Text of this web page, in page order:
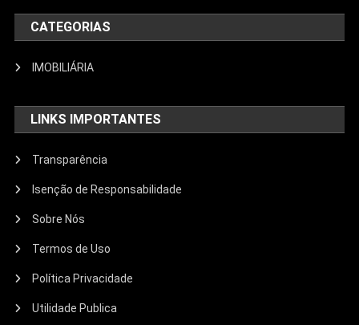
CATEGORIAS
IMOBILIÁRIA
LINKS IMPORTANTES
Transparência
Isenção de Responsabilidade
Sobre Nós
Termos de Uso
Política Privacidade
Utilidade Publica